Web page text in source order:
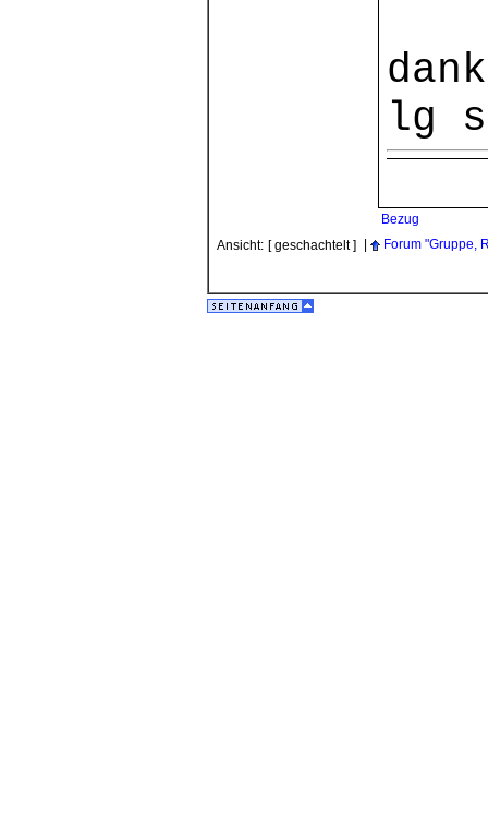
lg
Bezug
Ansicht: [ geschachtelt ] Forum "Gruppe,